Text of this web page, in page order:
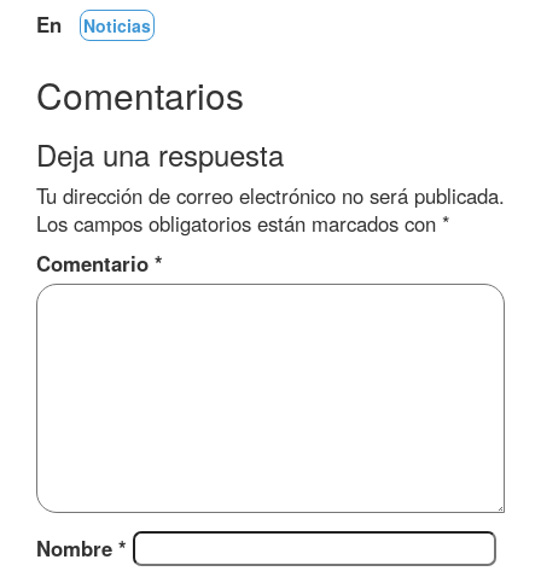
En
Noticias
Comentarios
Deja una respuesta
Tu dirección de correo electrónico no será publicada.
Los campos obligatorios están marcados con *
Comentario *
Nombre *